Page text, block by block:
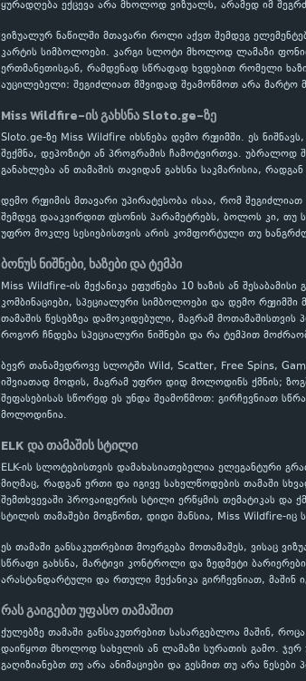
ყურადღება ექცევა არა მხოლოდ ვიზუალს, არამედ იმ
ვიზუალურ ნაწილში მთავარი როლი აქვთ შემდეგ
კარტის სიმბოლოები. კარგი სლოტი მხოლოდ ლამაზი
ერთმანეთისგან, რამდენად სწრაფად ხვდებით რომელი
აუცილებელი: შეგიძლიათ მშვიდად შეამოწმოთ არა მარტო
Miss Wildfire-ის გახსნა Sloto.ge-ზე
Sloto.ge-ზე Miss Wildfire იხსნება დემო რეჟიმში. ეს
შექმნა, დეპოზიტი ან პროგრამის ჩამოტვირთვა. უბრალოდ
განახლება ან თამაშის თავიდან გახსნა საკმარისია,
დემო რეჟიმის მთავარი უპირატესობა ისაა, რომ
შემდეგ დააკვირდით ფსონის პარამეტრებს, ბოლოს კი, თუ
უფრო მოკლე სესიებისთვის არის კომფორტული თუ
ბონუს ნიშნები, ხაზები და ტემპი
Miss Wildfire-ის მექანიკა ეფუძნება 10 ხაზის ან
კომბინაციები, სპეციალური სიმბოლოები და დემო
თამაშის წესებზეა დამოკიდებული, მაგრამ
როგორ ჩნდება სპეციალური ნიშნები და რა ტემპით
ბევრ თანამედროვე სლოტში Wild, Scatter, Free Spins,
იშვიათად მოდის, მაგრამ უფრო დიდ მოლოდინს ქმნის;
შეფასებისას სწორედ ეს უნდა შეამოწმოთ: გირჩევნიათ
მოლოდინია.
ELK და თამაშის სტილი
ELK-ის სლოტებისთვის დამახასიათებელია ელეგანტური
მიღმაც, რადგან ერთი და იგივე სახელწოდების თამაში
შემთხვევაში პროვაიდერის სტილი ერწყმის თემატიკას
სტილის თამაშები მოგწონთ, დიდი შანსია, Miss Wildfire-იც
ეს თამაში განსაკუთრებით მოერგება მოთამაშეს, ვისაც
სწრაფი გახსნა, მარტივი კონტროლი და ზედმეტი
არასტანდარტული და რთული მექანიკა გირჩევნიათ, მაშინ
რას გაიგებთ უფასო თამაშით
ქულებზე თამაში განსაკუთრებით სასარგებლოა მაშინ,
დაიწყოთ მხოლოდ სახელის ან ლამაზი სურათის გამო. ჯერ
გაღიზიანებთ თუ არა ანიმაციები და გესმით თუ არა